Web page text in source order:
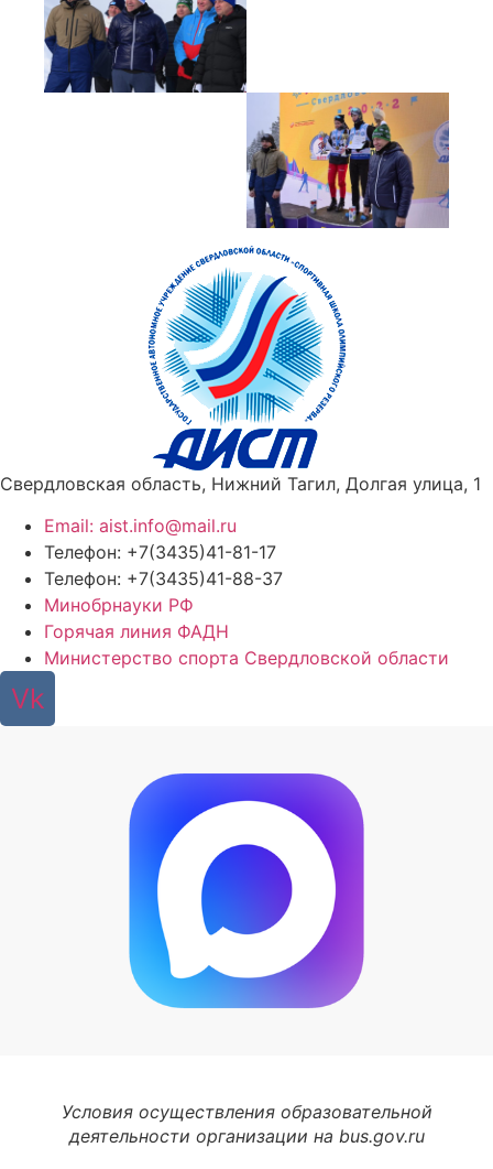
Свердловская область, Нижний Тагил, Долгая улица, 1
Email: aist.info@mail.ru
Телефон: +7(3435)41-81-17
Телефон: +7(3435)41-88-37
Минобрнауки РФ
Горячая линия ФАДН
Министерство спорта Свердловской области
Vk
Условия осуществления образовательной
деятельности организации на bus.gov.ru